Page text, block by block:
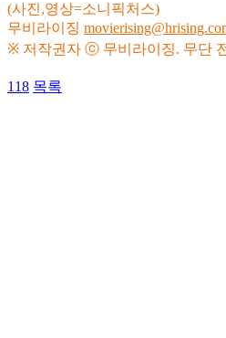
(사진,영상=소니픽처스)
무비라이징
※ 저작권자 ⓒ 무비라이징. 무단
118 목록